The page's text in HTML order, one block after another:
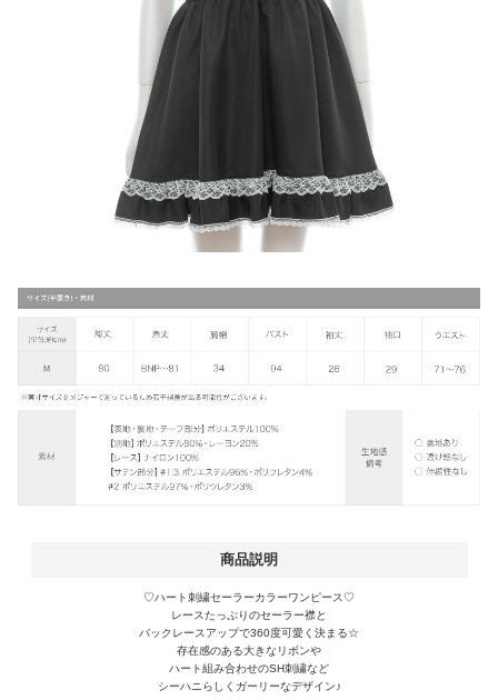
商品説明
♡ハート刺繍セーラーカラーワンピース♡
レースたっぷりのセーラー襟と
バックレースアップで360度可愛く決まる☆
存在感のある大きなリボンや
ハート組み合わせのSH刺繍など
シーハニらしくガーリーなデザイン♪